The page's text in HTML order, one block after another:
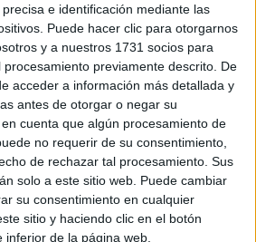
e identificación mediante las
Puede hacer clic para otorgarnos
y a nuestros 1731 socios para
previamente descrito. De
acceder a información más detallada y
antes de otorgar o negar su
en cuenta que algún procesamiento de
no requerir de su consentimiento,
de rechazar tal procesamiento. Sus
solo a este sitio web. Puede cambiar
su consentimiento en cualquier
sitio y haciendo clic en el botón
de la página web.
Teatro, a la que la Consejería está